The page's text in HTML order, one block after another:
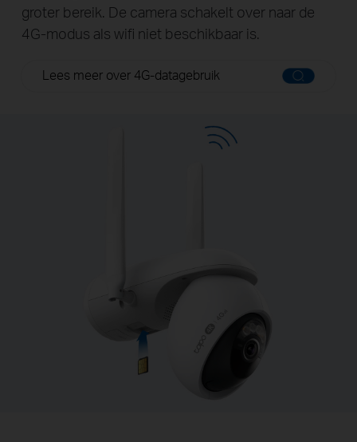
groter bereik. De camera schakelt over naar de
4G-modus als wifi niet beschikbaar is.
Lees meer over 4G-datagebruik